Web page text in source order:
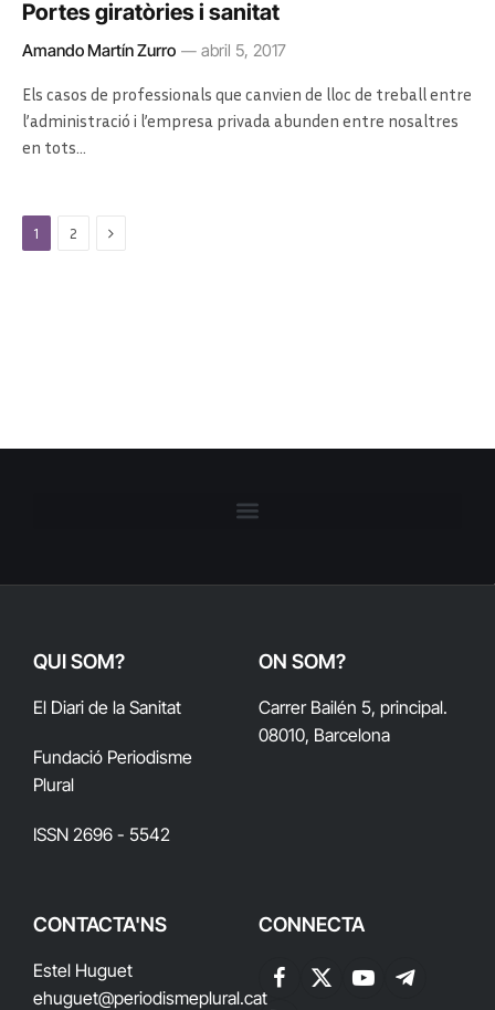
Portes giratòries i sanitat
Amando Martín Zurro abril 5, 2017
Els casos de professionals que canvien de lloc de treball entre
l’administració i l’empresa privada abunden entre nosaltres
en tots…
1 2 Next
QUI SOM?
El Diari de la Sanitat
Fundació Periodisme
Plural
ISSN 2696 - 5542
ON SOM?
Carrer Bailén 5, principal.
08010, Barcelona
CONTACTA'NS
Estel Huguet
ehuguet@periodismeplural.cat
CONNECTA
Facebook
X
YouTubeTelegram